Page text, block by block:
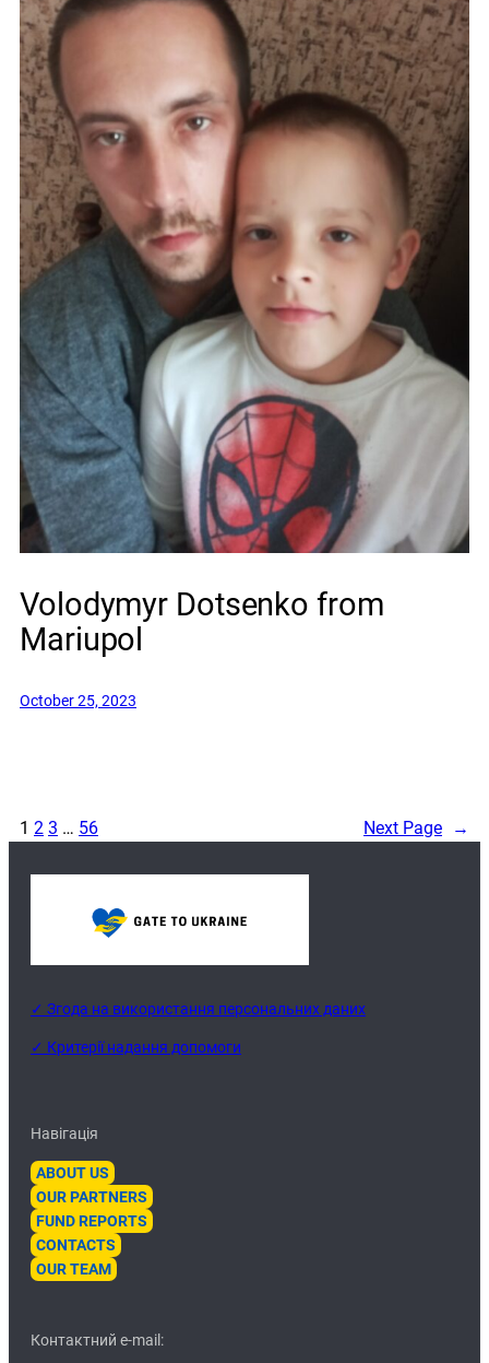
Volodymyr Dotsenko from
Mariupol
October 25, 2023
1 2 3 … 56 Next Page →
✓ Згода на використання персональних даних
✓ Критерії надання допомоги
Навігація
ABOUT US
OUR PARTNERS
FUND REPORTS
CONTACTS
OUR TEAM
Контактний e-mail: